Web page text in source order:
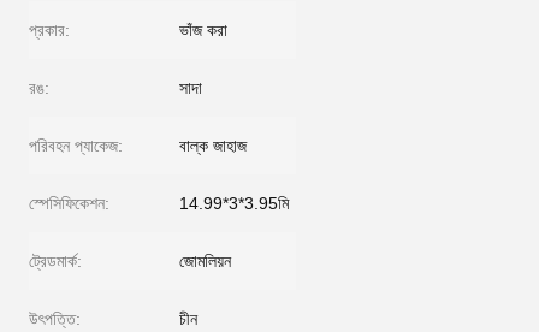
প্রকার: ভাঁজ করা
রঙ: সাদা
পরিবহন প্যাকেজ: বাল্ক জাহাজ
স্পেসিফিকেশন: 14.99*3*3.95মি
ট্রেডমার্ক: জোমলিয়ন
উৎপত্তি: চীন